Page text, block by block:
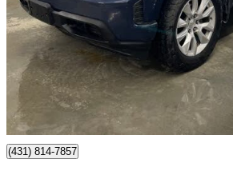
Custom Crew Cab 4WD 191 000 km
24 900 $
437 $/mois env.
Saint Leon, MB
(431) 814-7857